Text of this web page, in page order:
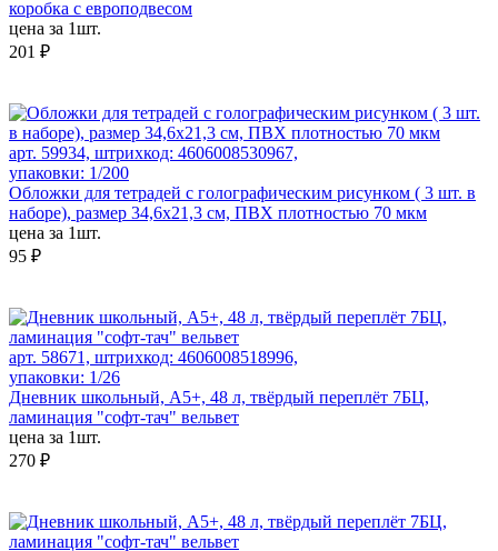
коробка с европодвесом
цена за 1шт.
201 ₽
арт. 59934, штрихкод: 4606008530967,
упаковки: 1/200
Обложки для тетрадей с голографическим рисунком ( 3 шт. в
наборе), размер 34,6х21,3 см, ПВХ плотностью 70 мкм
цена за 1шт.
95 ₽
арт. 58671, штрихкод: 4606008518996,
упаковки: 1/26
Дневник школьный, А5+, 48 л, твёрдый переплёт 7БЦ,
ламинация "софт-тач" вельвет
цена за 1шт.
270 ₽